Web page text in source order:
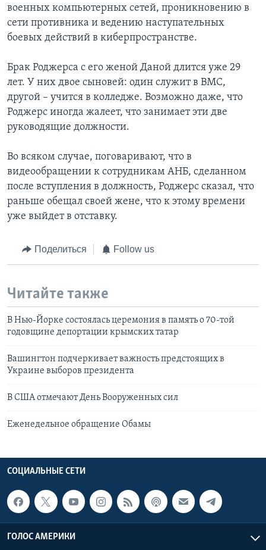
военных компьютерных сетей, проникновению в
сети противника и ведению наступательных
боевых действий в киберпространстве.
Брак Роджерса с его женой Даной длится уже 29
лет. У них двое сыновей: один служит в ВМС,
другой – учится в колледже. Возможно даже, что
Роджерс иногда жалеет, что занимает эти две
руководящие должности.
Во всяком случае, поговаривают, что в
видеообращении к сотрудникам АНБ, сделанном
после вступления в должность, Роджерс сказал, что
раньше обещал своей жене, что к этому времени
уже выйдет в отставку.
Поделиться Follow us
Читайте также
В Нью-Йорке состоялась церемония в память о 70-той
годовщине депортации крымских татар
Вашингтон подчеркивает важность предстоящих в
Украине выборов президента
В США отмечают День Вооруженных сил
Еженедельное обращение Обамы
СОЦИАЛЬНЫЕ СЕТИ
ГОЛОС АМЕРИКИ